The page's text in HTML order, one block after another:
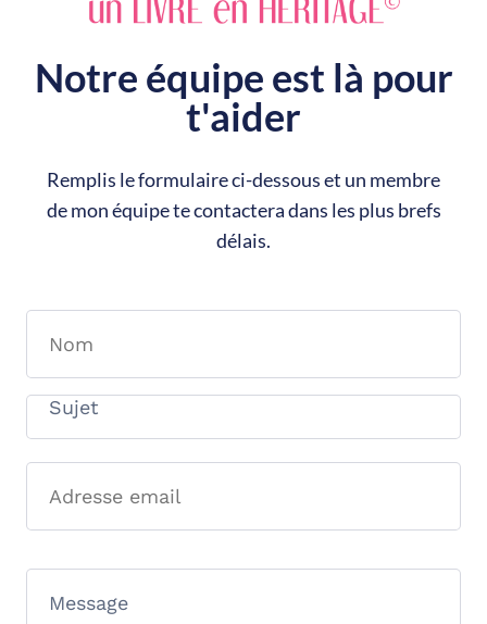
Notre équipe est là pour
t'aider
Remplis le formulaire ci-dessous et un membre
de mon équipe te contactera dans les plus brefs
délais.